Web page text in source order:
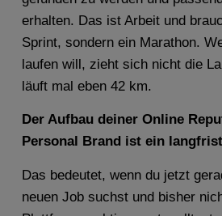
erhalten. Das ist Arbeit und
Sprint, sondern ein Marathon.
laufen will, zieht sich nicht die
läuft mal eben 42 km.
Der Aufbau deiner Online
Personal Brand ist ein
Das bedeutet, wenn du jetzt
neuen Job suchst und bisher